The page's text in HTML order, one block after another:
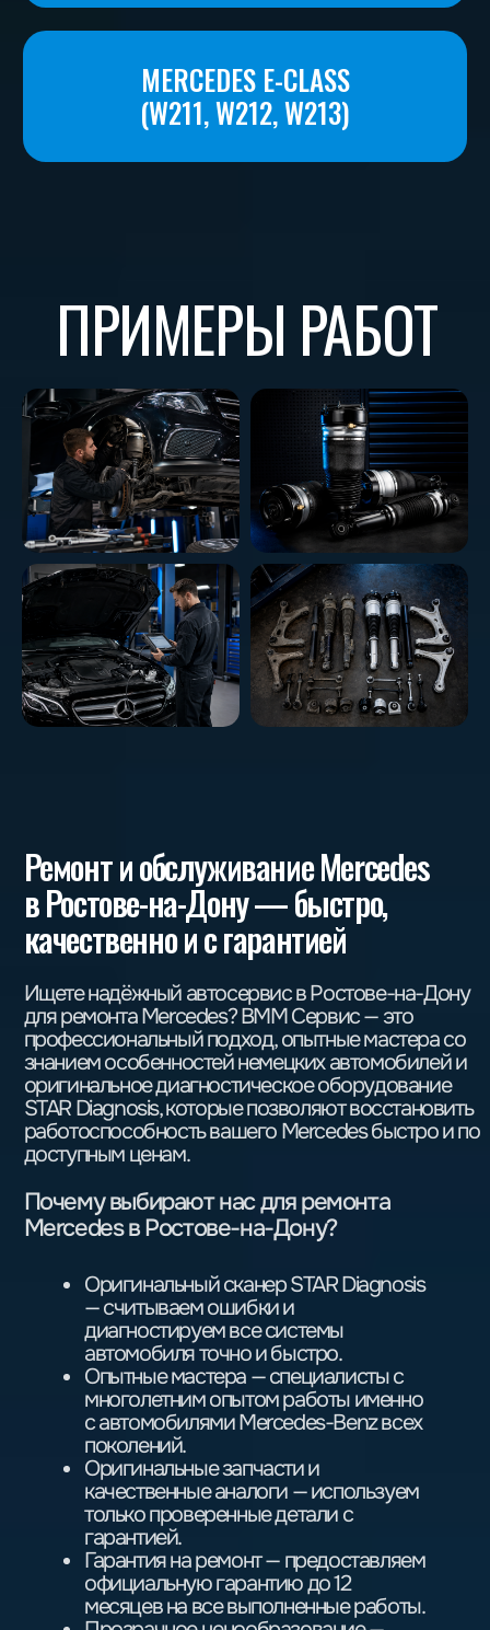
+7
Я согласен (-а) с условиями
Политики конфиденциальностии
даю согласие на обработку своих
персональных данных
КОНСУЛЬТАЦИЯ
СПЕЦИАЛИСТА
Хотите записать автомобиль
на техобслуживание или получить
консультацию специалиста? Заполните
форму ниже — наш менеджер свяжется
и согласует все детали.
КОНТАКТЫ
+7 (932) 021-95-05
ул. Доватора, 146/5